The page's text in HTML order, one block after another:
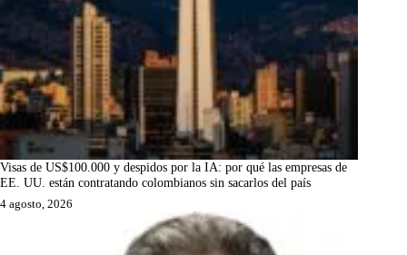
Visas de US$100.000 y despidos por la IA: por qué las empresas de
EE. UU. están contratando colombianos sin sacarlos del país
4 agosto, 2026